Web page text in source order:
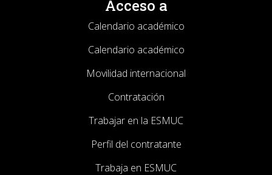
Acceso a
Calendario académico
Calendario académico
Movilidad internacional
Contratación
Trabajar en la ESMUC
Perfil del contratante
Trabaja en ESMUC